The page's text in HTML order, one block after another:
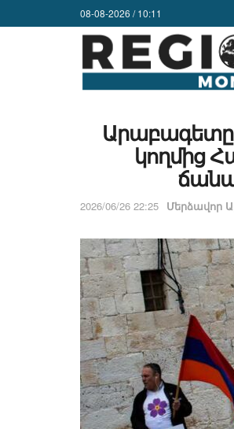
08-08-2026 / 10:11
Արաբագետը
կողմից
2026/06/26 22:25 Մերձավոր